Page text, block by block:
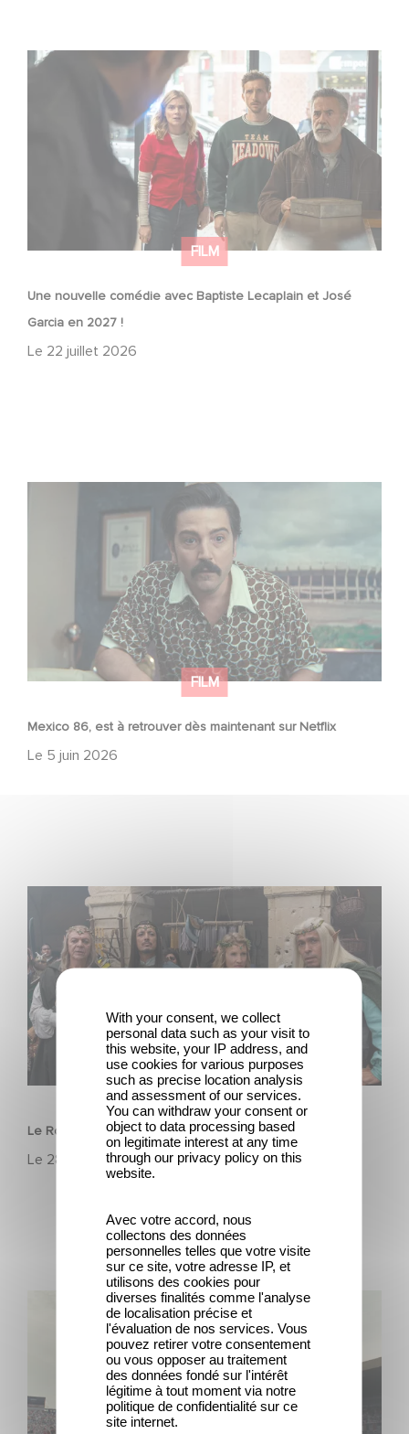
FILM
Une nouvelle comédie avec Baptiste Lecaplain et José
Garcia en 2027 !
Le 22 juillet 2026
Une nouvelle comédie avec Baptiste Lecaplain et José
Garcia en 2027 !
FILM
Mexico 86, est à retrouver dès maintenant sur Netflix
Le 5 juin 2026
Mexico 86, est à retrouver dès maintenant sur Netflix
FILM
Le Roi du Game : la nouvelle comédie d'Eric Judor
Le 28 avril 2026
Le Roi du Game : la nouvelle comédie d'Eric Judor
Découvrez les premières images de Mexico 86, la
nouvelle production Gaumont USA
With your consent, we collect
personal data such as your visit to
this website, your IP address, and
use cookies for various purposes
such as precise location analysis
and assessment of our services.
You can withdraw your consent or
object to data processing based
on legitimate interest at any time
through our privacy policy on this
website.
Avec votre accord, nous
collectons des données
personnelles telles que votre visite
sur ce site, votre adresse IP, et
utilisons des cookies pour
diverses finalités comme l'analyse
de localisation précise et
l'évaluation de nos services. Vous
pouvez retirer votre consentement
ou vous opposer au traitement
des données fondé sur l'intérêt
légitime à tout moment via notre
politique de confidentialité sur ce
site internet.